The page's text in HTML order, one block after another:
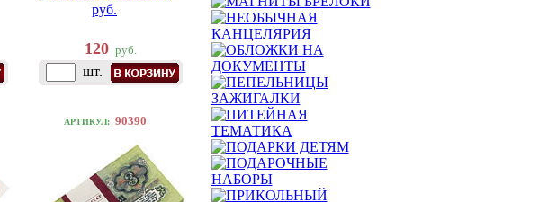
руб.
120 руб.
шт.
АРТИКУЛ: 90390